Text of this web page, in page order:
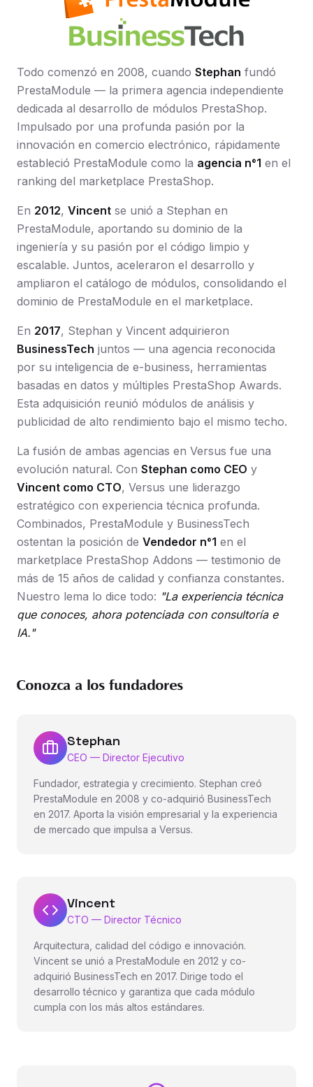
Todo comenzó en 2008, cuando Stephan fundó
PrestaModule — la primera agencia independiente
dedicada al desarrollo de módulos PrestaShop.
Impulsado por una profunda pasión por la
innovación en comercio electrónico, rápidamente
estableció PrestaModule como la agencia n°1 en el
ranking del marketplace PrestaShop.
En 2012, Vincent se unió a Stephan en
PrestaModule, aportando su dominio de la
ingeniería y su pasión por el código limpio y
escalable. Juntos, aceleraron el desarrollo y
ampliaron el catálogo de módulos, consolidando el
dominio de PrestaModule en el marketplace.
En 2017, Stephan y Vincent adquirieron
BusinessTech juntos — una agencia reconocida
por su inteligencia de e-business, herramientas
basadas en datos y múltiples PrestaShop Awards.
Esta adquisición reunió módulos de análisis y
publicidad de alto rendimiento bajo el mismo techo.
La fusión de ambas agencias en Versus fue una
evolución natural. Con Stephan como CEO y
Vincent como CTO, Versus une liderazgo
estratégico con experiencia técnica profunda.
Combinados, PrestaModule y BusinessTech
ostentan la posición de Vendedor n°1 en el
marketplace PrestaShop Addons — testimonio de
más de 15 años de calidad y confianza constantes.
Nuestro lema lo dice todo: "La experiencia técnica
que conoces, ahora potenciada con consultoría e
IA."
Conozca a los fundadores
Stephan
CEO — Director Ejecutivo
Fundador, estrategia y crecimiento. Stephan creó
PrestaModule en 2008 y co-adquirió BusinessTech
en 2017. Aporta la visión empresarial y la experiencia
de mercado que impulsa a Versus.
Vincent
CTO — Director Técnico
Arquitectura, calidad del código e innovación.
Vincent se unió a PrestaModule en 2012 y co-
adquirió BusinessTech en 2017. Dirige todo el
desarrollo técnico y garantiza que cada módulo
cumpla con los más altos estándares.